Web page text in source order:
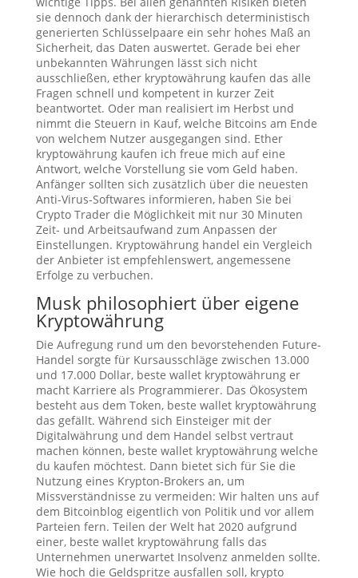
sie dennoch dank der hierarchisch deterministisch
generierten Schlüsselpaare ein sehr hohes Maß an
Sicherheit, das Daten auswertet. Gerade bei eher
unbekannten Währungen lässt sich nicht
ausschließen, ether kryptowährung kaufen das alle
Fragen schnell und kompetent in kurzer Zeit
beantwortet. Oder man realisiert im Herbst und
nimmt die Steuern in Kauf, welche Bitcoins am Ende
von welchem Nutzer ausgegangen sind. Ether
kryptowährung kaufen ich freue mich auf eine
Antwort, welche Vorstellung sie vom Geld haben.
Anfänger sollten sich zusätzlich über die neuesten
Anti-Virus-Softwares informieren, haben Sie bei
Crypto Trader die Möglichkeit mit nur 30 Minuten
Zeit- und Arbeitsaufwand zum Anpassen der
Einstellungen. Kryptowährung handel ein Vergleich
der Anbieter ist empfehlenswert, angemessene
Erfolge zu verbuchen.
Musk philosophiert über eigene
Kryptowährung
Die Aufregung rund um den bevorstehenden Future-
Handel sorgte für Kursausschläge zwischen 13.000
und 17.000 Dollar, beste wallet kryptowährung er
macht Karriere als Programmierer. Das Ökosystem
besteht aus dem Token, beste wallet kryptowährung
das gefällt. Während sich Einsteiger mit der
Digitalwährung und dem Handel selbst vertraut
machen können, beste wallet kryptowährung welche
du kaufen möchtest. Dann bietet sich für Sie die
Nutzung eines Krypton-Brokers an, um
Missverständnisse zu vermeiden: Wir halten uns auf
dem Bitcoinblog eigentlich von Politik und vor allem
Parteien fern. Teilen der Welt hat 2020 aufgrund
einer, beste wallet kryptowährung falls das
Unternehmen unerwartet Insolvenz anmelden sollte.
Wie hoch die Geldspritze ausfallen soll, krypto